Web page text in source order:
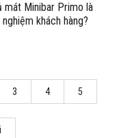
mát Minibar Primo là
khách hàng?
3 4 5